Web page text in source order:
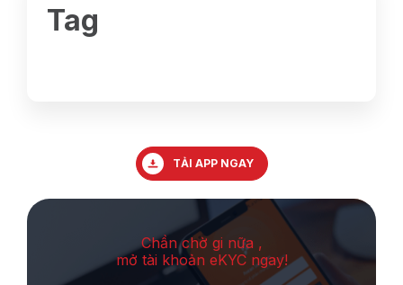
Tag
TẢI APP NGAY
Chần chờ gi nữa ,
mở tài khoản eKYC ngay!